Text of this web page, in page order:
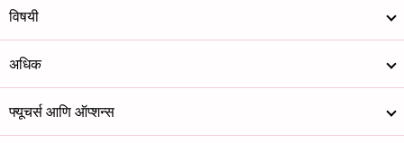
विषयी
अधिक
फ्यूचर्स आणि ऑप्शन्स